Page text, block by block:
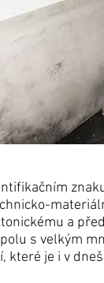
a
s velkým
které je i v